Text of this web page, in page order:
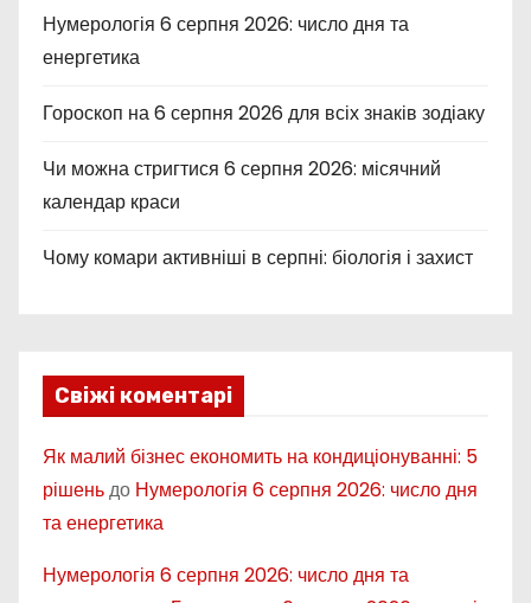
Нумерологія 6 серпня 2026: число дня та
енергетика
Гороскоп на 6 серпня 2026 для всіх знаків зодіаку
Чи можна стригтися 6 серпня 2026: місячний
календар краси
Чому комари активніші в серпні: біологія і захист
Свіжі коментарі
Як малий бізнес економить на кондиціонуванні: 5
рішеньдо Нумерологія 6 серпня 2026: число дня
та енергетика
Нумерологія 6 серпня 2026: число дня та